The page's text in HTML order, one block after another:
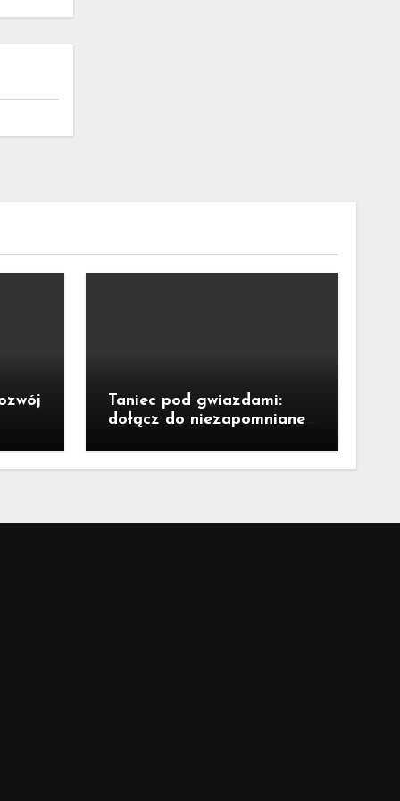
Taniec pod gwiazdami:
dołącz do niezapomnianej
Neptuna!